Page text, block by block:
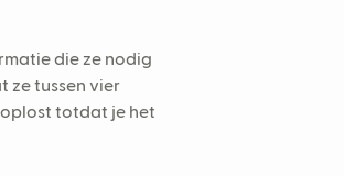
die ze nodig
ze tussen vier
totdat je het